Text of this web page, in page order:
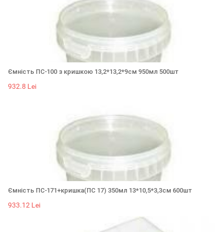
Ємність ПС-100 з кришкою 13,2*13,2*9см 950мл 500шт
932.8 Lei
Ємність ПС-171+кришка(ПС 17) 350мл 13*10,5*3,3см 600шт
933.12 Lei